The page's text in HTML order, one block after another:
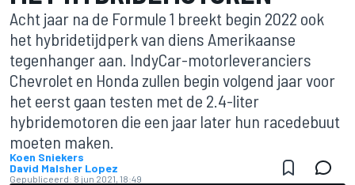
Acht jaar na de Formule 1 breekt begin 2022 ook
het hybridetijdperk van diens Amerikaanse
tegenhanger aan. IndyCar-motorleveranciers
Chevrolet en Honda zullen begin volgend jaar voor
het eerst gaan testen met de 2.4-liter
hybridemotoren die een jaar later hun racedebuut
moeten maken.
Koen Sniekers
David Malsher Lopez
Gepubliceerd: 8 jun 2021, 18:49